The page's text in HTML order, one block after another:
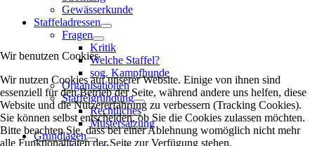
Gewässerkunde
Staffeladressen
Fragen
Kritik
Welche Staffel?
sog. Kampfhunde
Organisationen
Staffelgründung
Rechtliches
Mustersatzung
Grundlagen
Wir benutzen Cookies
Wir nutzen Cookies auf unserer Website. Einige von ihnen sind
essenziell für den Betrieb der Seite, während andere uns helfen, diese
Website und die Nutzererfahrung zu verbessern (Tracking Cookies).
Sie können selbst entscheiden, ob Sie die Cookies zulassen möchten.
Bitte beachten Sie, dass bei einer Ablehnung womöglich nicht mehr
alle Funktionalitäten der Seite zur Verfügung stehen.